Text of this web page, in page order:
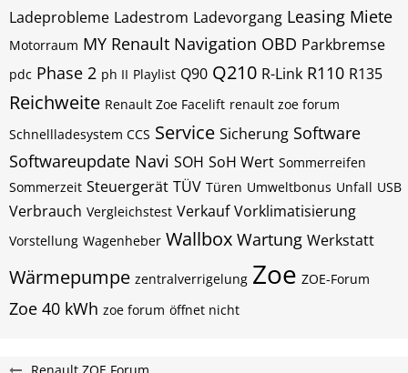
Ladeprobleme Ladestrom Ladevorgang Leasing Miete
Motorraum MY Renault Navigation OBD Parkbremse
pdc Phase 2 ph II Playlist Q90 Q210 R-Link R110 R135
Reichweite Renault Zoe Facelift renault zoe forum
Schnellladesystem CCS Service Sicherung Software
Softwareupdate Navi SOH SoH Wert Sommerreifen
Sommerzeit Steuergerät TÜV Türen Umweltbonus Unfall USB
Verbrauch Vergleichstest Verkauf Vorklimatisierung
Vorstellung Wagenheber Wallbox Wartung Werkstatt
Wärmepumpe zentralverrigelung Zoe ZOE-Forum
Zoe 40 kWh zoe forum öffnet nicht